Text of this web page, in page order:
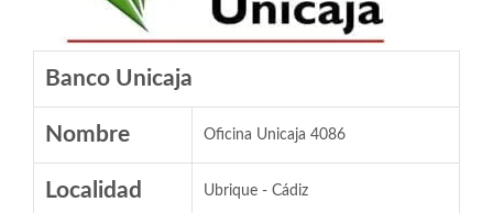
Banco Unicaja
Nombre Oficina Unicaja 4086
Localidad Ubrique - Cádiz